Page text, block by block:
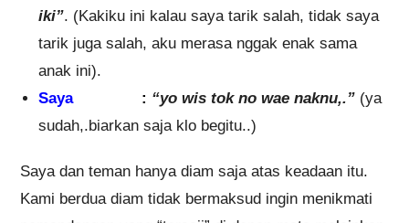
iki”. (Kakiku ini kalau saya tarik salah, tidak saya
tarik juga salah, aku merasa nggak enak sama
anak ini).
Saya
: “yo wis tok no wae naknu,.” (ya
sudah,.biarkan saja klo begitu..)
Saya dan teman hanya diam saja atas keadaan itu.
Kami berdua diam tidak bermaksud ingin menikmati